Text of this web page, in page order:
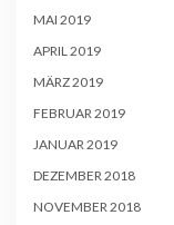
MAI 2019
APRIL 2019
MÄRZ 2019
FEBRUAR 2019
JANUAR 2019
DEZEMBER 2018
NOVEMBER 2018